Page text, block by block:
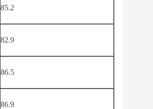
85.2
82.9
86.5
86.9